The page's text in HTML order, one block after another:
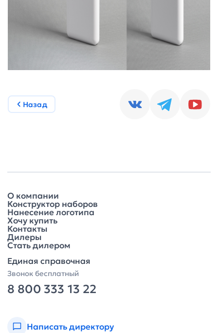
Назад
О компании
Конструктор наборов
Нанесение логотипа
Хочу купить
Контакты
Дилеры
Стать дилером
Единая справочная
Звонок бесплатный
8 800 333 13 22
Написать директору